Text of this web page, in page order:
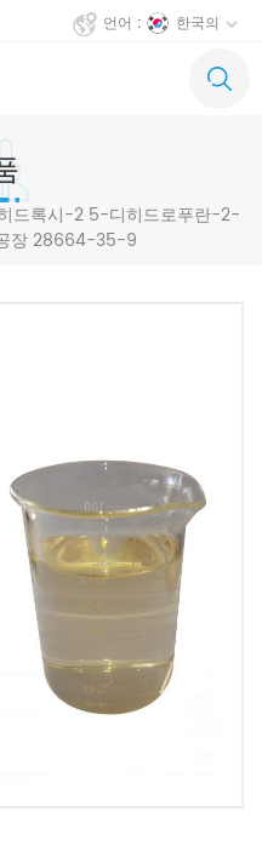
언어 : 한국의
드록시-2 5-디히드로푸란-2-
장 28664-35-9